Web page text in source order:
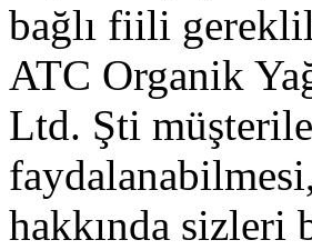
bağlı fiili
ATC Organik
Ltd. Şti
hakkında